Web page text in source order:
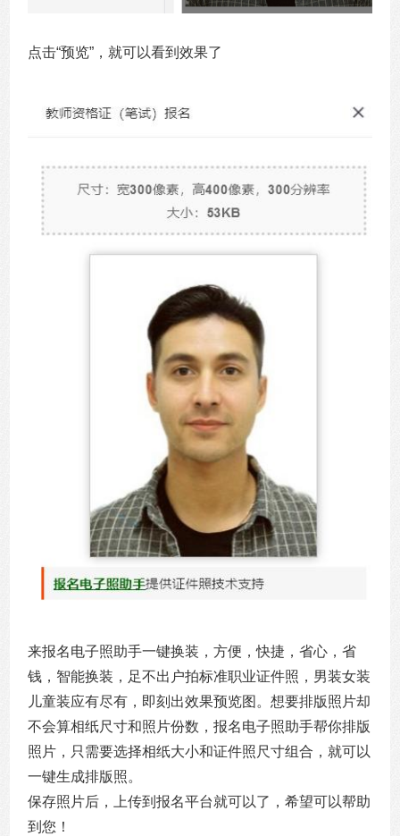
点击“预览”，就可以看到效果了
来报名电子照助手一键换装，方便，快捷，省心，省
钱，智能换装，足不出户拍标准职业证件照，男装女装
儿童装应有尽有，即刻出效果预览图。想要排版照片却
不会算相纸尺寸和照片份数，报名电子照助手帮你排版
照片，只需要选择相纸大小和证件照尺寸组合，就可以
一键生成排版照。
保存照片后，上传到报名平台就可以了，希望可以帮助
到您！